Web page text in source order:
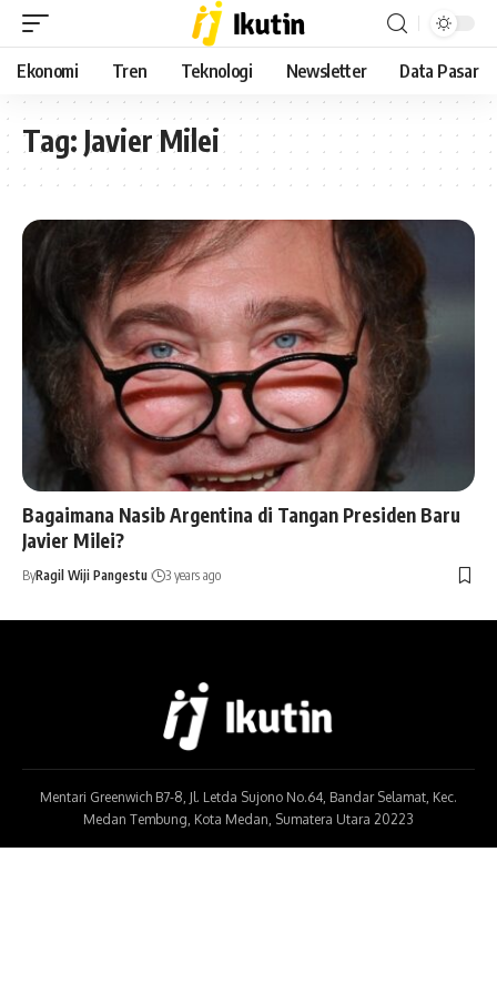
Ekonomi Tren Teknologi Newsletter Data Pasar
Tag: Javier Milei
Bagaimana Nasib Argentina di Tangan Presiden Baru
Javier Milei?
ByRagil Wiji Pangestu 3 years ago
Mentari Greenwich B7-8, Jl. Letda Sujono No.64, Bandar Selamat, Kec.
Medan Tembung, Kota Medan, Sumatera Utara 20223